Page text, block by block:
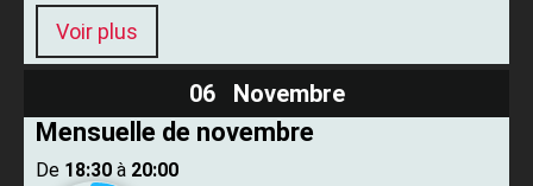
Voir plus
06 Novembre
Mensuelle de novembre
De ​ 18:30 ​ à ​ 20:00